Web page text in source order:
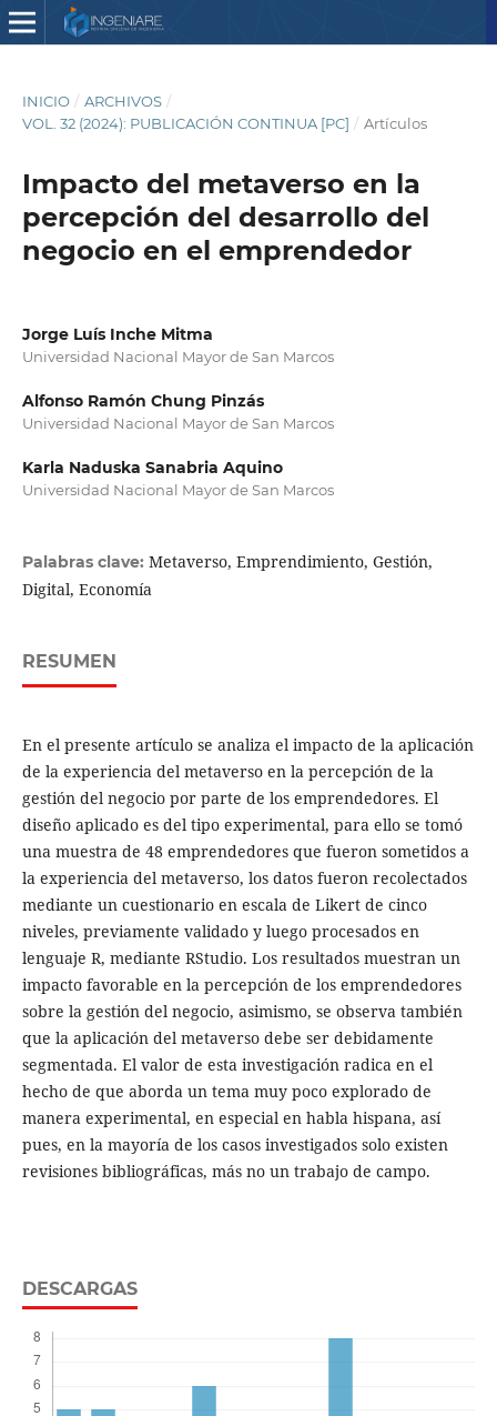
INICIO / ARCHIVOS /
VOL. 32 (2024): PUBLICACIÓN CONTINUA [PC] / Artículos
Impacto del metaverso en la
percepción del desarrollo del
negocio en el emprendedor
Jorge Luís Inche Mitma
Universidad Nacional Mayor de San Marcos
Alfonso Ramón Chung Pinzás
Universidad Nacional Mayor de San Marcos
Karla Naduska Sanabria Aquino
Universidad Nacional Mayor de San Marcos
Palabras clave: Metaverso, Emprendimiento, Gestión,
Digital, Economía
RESUMEN
En el presente artículo se analiza el impacto de la aplicación
de la experiencia del metaverso en la percepción de la
gestión del negocio por parte de los emprendedores. El
diseño aplicado es del tipo experimental, para ello se tomó
una muestra de 48 emprendedores que fueron sometidos a
la experiencia del metaverso, los datos fueron recolectados
mediante un cuestionario en escala de Likert de cinco
niveles, previamente validado y luego procesados en
lenguaje R, mediante RStudio. Los resultados muestran un
impacto favorable en la percepción de los emprendedores
sobre la gestión del negocio, asimismo, se observa también
que la aplicación del metaverso debe ser debidamente
segmentada. El valor de esta investigación radica en el
hecho de que aborda un tema muy poco explorado de
manera experimental, en especial en habla hispana, así
pues, en la mayoría de los casos investigados solo existen
revisiones bibliográficas, más no un trabajo de campo.
DESCARGAS